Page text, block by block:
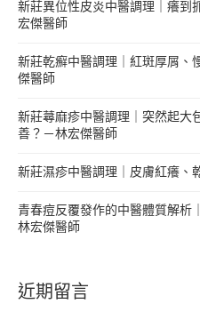
新莊異位性皮炎中醫調理｜癢到
宏傑醫師
新莊乾癬中醫調理｜紅斑厚屑、
傑醫師
新莊蕁麻疹中醫調理｜突然起大
善？－林宏傑醫師
新莊濕疹中醫調理｜皮膚紅癢、
青春痘反覆發作的中醫體質解析
林宏傑醫師
近期留言